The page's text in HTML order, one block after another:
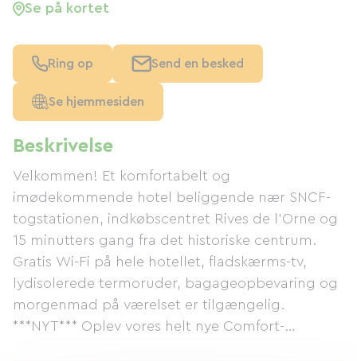
Beskrivelse
Velkommen! Et komfortabelt og
imødekommende hotel beliggende nær SNCF-
togstationen, indkøbscentret Rives de l'Orne og
15 minutters gang fra det historiske centrum.
Gratis Wi-Fi på hele hotellet, fladskærms-tv,
lydisolerede termoruder, bagageopbevaring og
morgenmad på værelset er tilgængelig.
***NYT*** Oplev vores helt nye Comfort-
Se på kortet
Ring op Send en besked
Se hjemmesiden